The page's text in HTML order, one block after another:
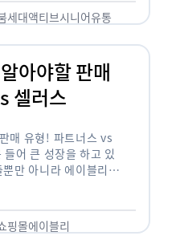
늙어가는 …
세대액티브시니어유통
아야할 판매
셀러스
매 유형! 파트너스 vs
어 큰 성장을 하고 있
만 아니라 에이블리에
핑몰에이블리